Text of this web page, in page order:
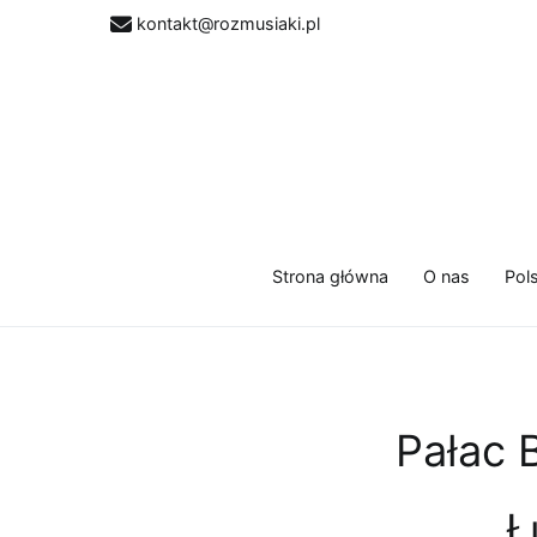
kontakt@rozmusiaki.pl
Strona główna
O nas
Pałac